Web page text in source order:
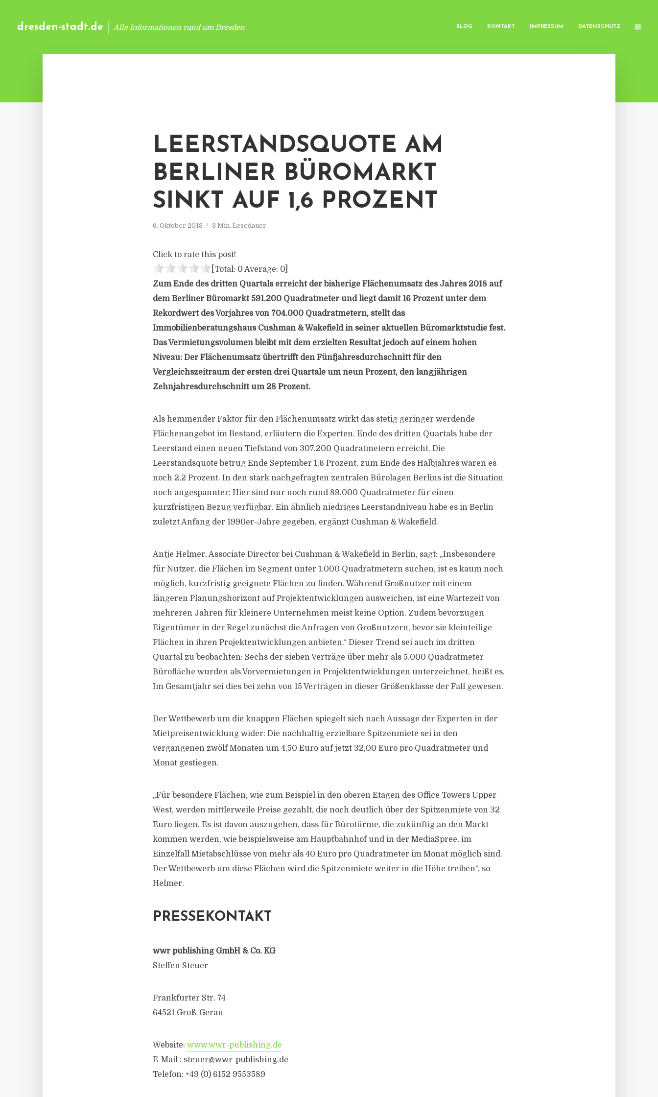
dresden-stadt.de Alle Informationen rund um Dresden BLOG KONTAKT IMPRESSUM DATENSCHUTZ
LEERSTANDSQUOTE AM
BERLINER BÜROMARKT
SINKT AUF 1,6 PROZENT
6. Oktober 2018 3 Min. Lesedauer
Click to rate this post!
[Total: 0 Average: 0
Zum Ende des dritten Quartals erreicht der bisherige Flächenumsatz des Jahres 2018 auf
dem Berliner Büromarkt 591.200 Quadratmeter und liegt damit 16 Prozent unter dem
Rekordwert des Vorjahres von 704.000 Quadratmetern, stellt das
Immobilienberatungshaus Cushman & Wakefield in seiner aktuellen Büromarktstudie fest.
Das Vermietungsvolumen bleibt mit dem erzielten Resultat jedoch auf einem hohen
Niveau: Der Flächenumsatz übertrifft den Fünfjahresdurchschnitt für den
Vergleichszeitraum der ersten drei Quartale um neun Prozent, den langjährigen
Zehnjahresdurchschnitt um 28 Prozent.
Als hemmender Faktor für den Flächenumsatz wirkt das stetig geringer werdende
Flächenangebot im Bestand, erläutern die Experten. Ende des dritten Quartals habe der
Leerstand einen neuen Tiefstand von 307.200 Quadratmetern erreicht. Die
Leerstandsquote betrug Ende September 1,6 Prozent, zum Ende des Halbjahres waren es
noch 2,2 Prozent. In den stark nachgefragten zentralen Bürolagen Berlins ist die Situation
noch angespannter: Hier sind nur noch rund 89.000 Quadratmeter für einen
kurzfristigen Bezug verfügbar. Ein ähnlich niedriges Leerstandniveau habe es in Berlin
zuletzt Anfang der 1990er-Jahre gegeben, ergänzt Cushman & Wakefield.
Antje Helmer, Associate Director bei Cushman & Wakefield in Berlin, sagt: „Insbesondere
für Nutzer, die Flächen im Segment unter 1.000 Quadratmetern suchen, ist es kaum noch
möglich, kurzfristig geeignete Flächen zu finden. Während Großnutzer mit einem
längeren Planungshorizont auf Projektentwicklungen ausweichen, ist eine Wartezeit von
mehreren Jahren für kleinere Unternehmen meist keine Option. Zudem bevorzugen
Eigentümer in der Regel zunächst die Anfragen von Großnutzern, bevor sie kleinteilige
Flächen in ihren Projektentwicklungen anbieten.“ Dieser Trend sei auch im dritten
Quartal zu beobachten: Sechs der sieben Verträge über mehr als 5.000 Quadratmeter
Bürofläche wurden als Vorvermietungen in Projektentwicklungen unterzeichnet, heißt es.
Im Gesamtjahr sei dies bei zehn von 15 Verträgen in dieser Größenklasse der Fall gewesen.
Der Wettbewerb um die knappen Flächen spiegelt sich nach Aussage der Experten in der
Mietpreisentwicklung wider: Die nachhaltig erzielbare Spitzenmiete sei in den
vergangenen zwölf Monaten um 4,50 Euro auf jetzt 32,00 Euro pro Quadratmeter und
Monat gestiegen.
„Für besondere Flächen, wie zum Beispiel in den oberen Etagen des Office Towers Upper
West, werden mittlerweile Preise gezahlt, die noch deutlich über der Spitzenmiete von 32
Euro liegen. Es ist davon auszugehen, dass für Bürotürme, die zukünftig an den Markt
kommen werden, wie beispielsweise am Hauptbahnhof und in der MediaSpree, im
Einzelfall Mietabschlüsse von mehr als 40 Euro pro Quadratmeter im Monat möglich sind.
Der Wettbewerb um diese Flächen wird die Spitzenmiete weiter in die Höhe treiben“, so
Helmer.
PRESSEKONTAKT
wwr publishing GmbH & Co. KG
Steffen Steuer
Frankfurter Str. 74
64521 Groß-Gerau
Website: www.wwr-publishing.de
E-Mail : steuer@wwr-publishing.de
Telefon: +49 (0) 6152 9553589